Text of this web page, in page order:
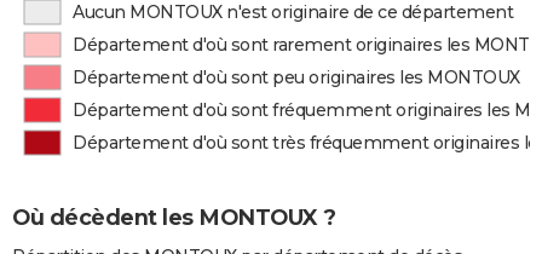
Aucun MONTOUX n'est originaire de ce département
Département d'où sont rarement originaires les
Département d'où sont peu originaires les MONTOUX
Département d'où sont fréquemment originaires les
Département d'où sont très fréquemment originaires
Où décèdent les MONTOUX ?